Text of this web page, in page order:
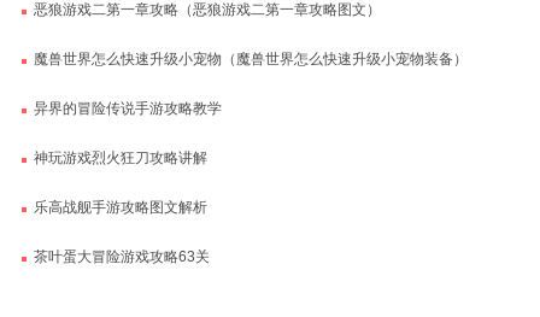
恶狼游戏二第一章攻略（恶狼游戏二第一章攻略图文）
魔兽世界怎么快速升级小宠物（魔兽世界怎么快速升级小宠物装备）
异界的冒险传说手游攻略教学
神玩游戏烈火狂刀攻略讲解
乐高战舰手游攻略图文解析
茶叶蛋大冒险游戏攻略63关